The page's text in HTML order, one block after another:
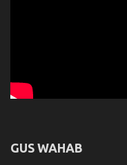
GUS WAHAB